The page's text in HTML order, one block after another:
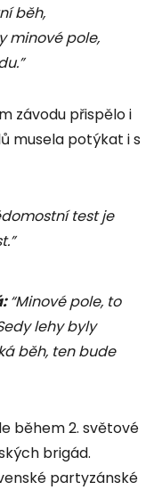
běh,
minové pole,
závodu přispělo i
musela potýkat i s
test je
“Minové pole, to
lehy byly
běh, ten bude
během 2. světové
brigád.
partyzánské